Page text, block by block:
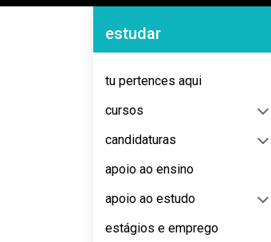
Navegação Lateral
estudar
tu pertences aqui
cursos
candidaturas
apoio ao ensino
apoio ao estudo
estágios e emprego